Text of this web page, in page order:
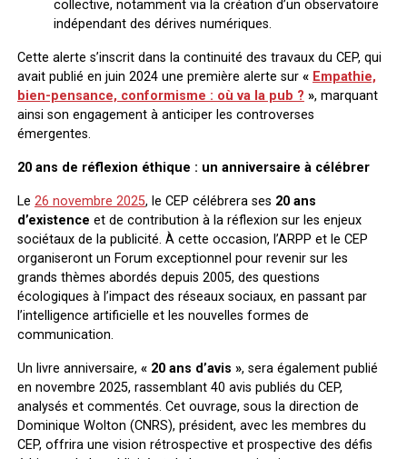
collective, notamment via la création d’un observatoire
indépendant des dérives numériques.
Cette alerte s’inscrit dans la continuité des travaux du CEP, qui
avait publié en juin 2024 une première alerte sur « Empathie,
bien-pensance, conformisme : où va la pub ? », marquant
ainsi son engagement à anticiper les controverses
émergentes.
20 ans de réflexion éthique : un anniversaire à célébrer
Le 26 novembre 2025, le CEP célébrera ses 20 ans
d’existence et de contribution à la réflexion sur les enjeux
sociétaux de la publicité. À cette occasion, l’ARPP et le CEP
organiseront un Forum exceptionnel pour revenir sur les
grands thèmes abordés depuis 2005, des questions
écologiques à l’impact des réseaux sociaux, en passant par
l’intelligence artificielle et les nouvelles formes de
communication.
Un livre anniversaire, « 20 ans d’avis », sera également publié
en novembre 2025, rassemblant 40 avis publiés du CEP,
analysés et commentés. Cet ouvrage, sous la direction de
Dominique Wolton (CNRS), président, avec les membres du
CEP, offrira une vision rétrospective et prospective des défis